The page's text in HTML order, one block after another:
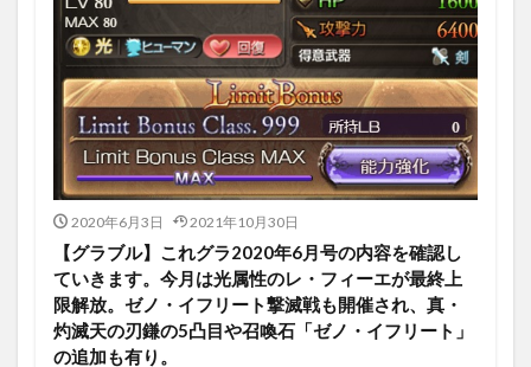
2020年6月3日 2021年10月30日
【グラブル】これグラ2020年6月号の内容を確認し
ていきます。今月は光属性のレ・フィーエが最終上
限解放。ゼノ・イフリート撃滅戦も開催され、真・
灼滅天の刃鎌の5凸目や召喚石「ゼノ・イフリート」
の追加も有り。